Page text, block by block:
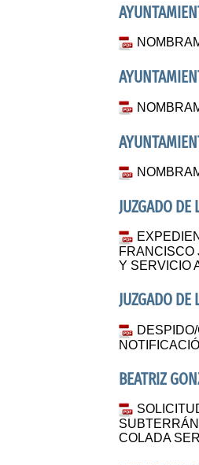
JUZGADO DE
FRANCISCO
Y SERVICIO
JUZGADO DE
BEATRIZ
COLADA